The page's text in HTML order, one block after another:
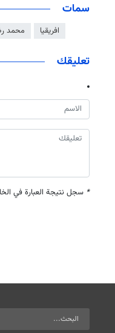
سمات
افريقيا محمد
تعليقك
* سجل نتيجة العبارة في